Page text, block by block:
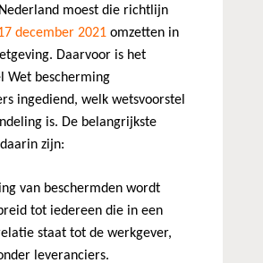
moest die richtlijn
december 2021omzetten in
Daarvoor is het
Wet bescherming
ingediend, welk wetsvoorstel
is. De belangrijkste
zijn:
van beschermden wordt
tot iedereen die in een
staat tot de werkgever,
leveranciers.